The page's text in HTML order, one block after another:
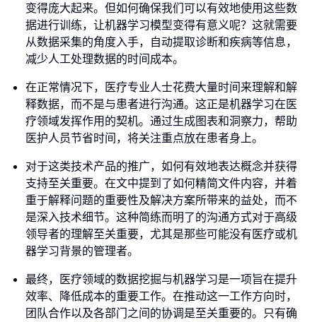
变得庞大起来。但如何确保我们可以有效地使用这些数
据进行训练，让机器学习模型变得有意义呢？这就需要
从数据采集的角度入手，自动提取诊断和疾病等信息，
减少人工处理数据的时间成本。
在正常情况下，医疗专业人士花费大量时间来理解和解
释数据，而不是与患者进行沟通。这正是机器学习在医
疗领域发挥作用的契机。通过生成图表和洞察力，帮助
医护人员节省时间，将关注重点放在患者身上。
对于这类技术产品的推广，如何有效地表达概念并获得
支持至关重要。在文中提到了如何精简文件内容，并着
重于解释问题的重要性及解决方案所带来的益处，而不
是深入技术细节。这种简练而明了的沟通方式对于高级
领导者的理解至关重要，尤其是那些可能没有医疗或机
器学习背景的管理者。
最终，医疗领域的数据挖掘与机器学习是一项旨在提升
效率、降低成本的重要工作。在推动这一工作方向时，
团队合作以及各部门之间的协调是至关重要的。只有确